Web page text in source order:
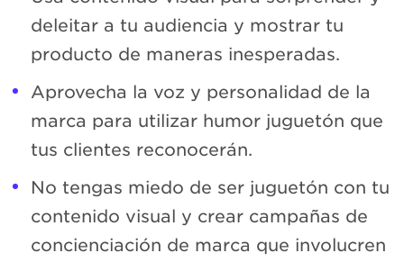
deleitar a tu audiencia y mostrar tu
producto de maneras inesperadas.
Aprovecha la voz y personalidad de la
marca para utilizar humor juguetón que
tus clientes reconocerán.
No tengas miedo de ser juguetón con tu
contenido visual y crear campañas de
concienciación de marca que involucren